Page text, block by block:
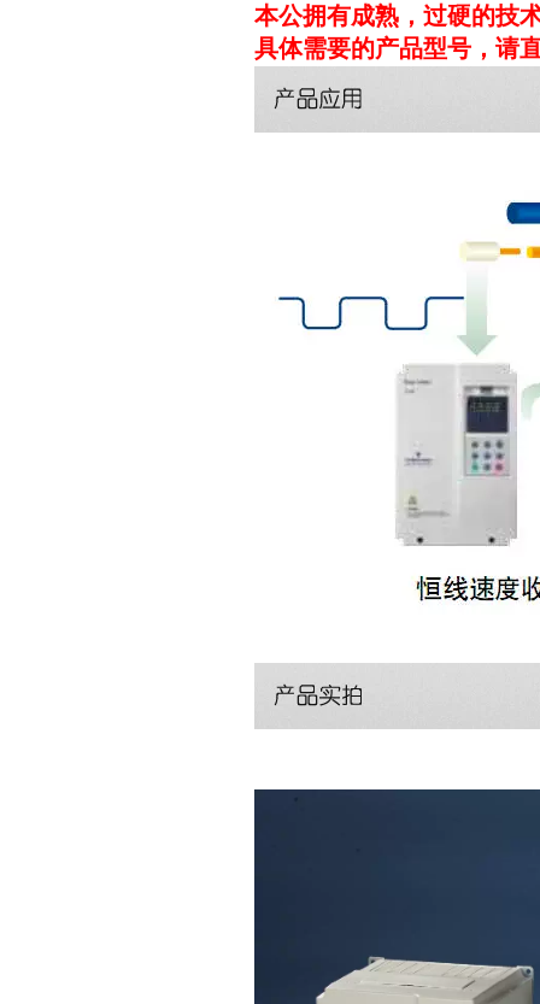
本公拥有成熟，过硬的技
具体需要的产品型号，请